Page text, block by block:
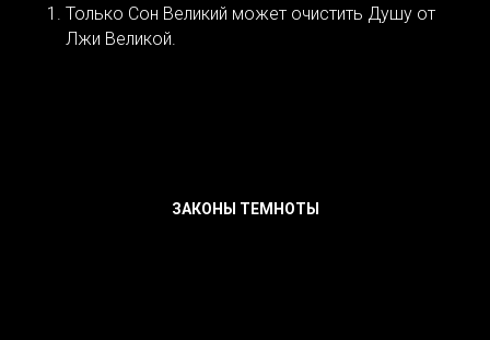
Только Сон Великий может очистить Душу от
Лжи Великой.
ЗАКОНЫ ТЕМНОТЫ